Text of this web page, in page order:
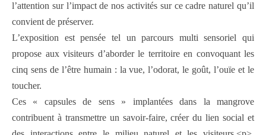
l’attention sur l’impact de nos activités sur ce cadre naturel qu’il
convient de préserver.
L’exposition est pensée tel un parcours multi sensoriel qui
propose aux visiteurs d’aborder le territoire en convoquant les
cinq sens de l’être humain : la vue, l’odorat, le goût, l’ouïe et le
toucher.
Ces « capsules de sens » implantées dans la mangrove
contribuent à transmettre un savoir-faire, créer du lien social et